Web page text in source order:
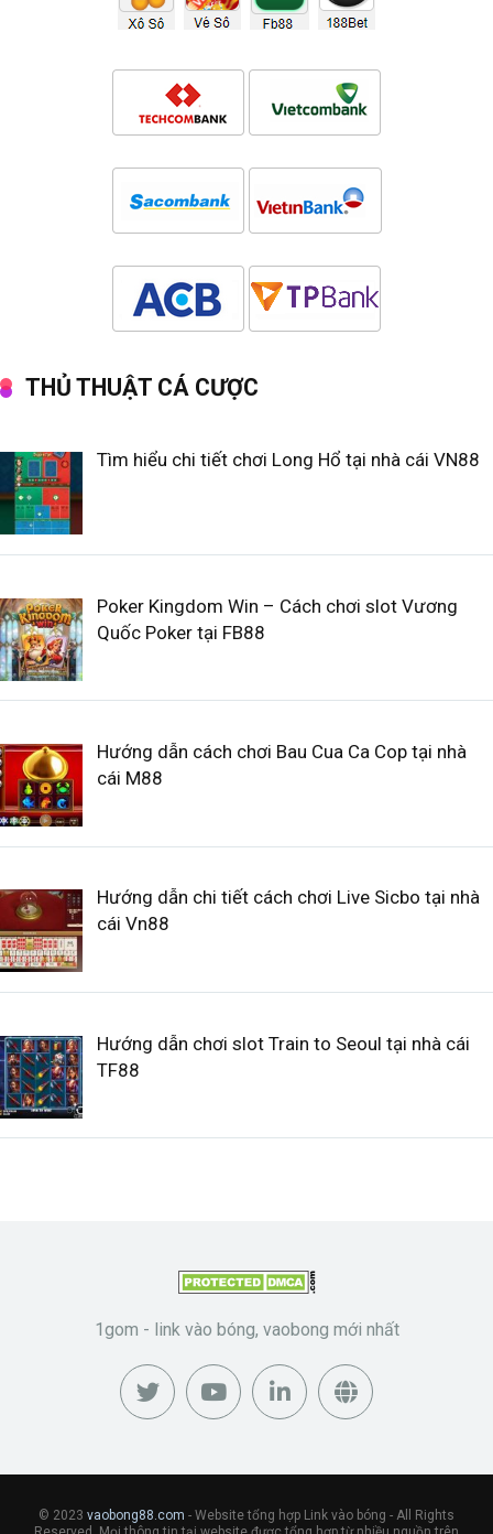
THỦ THUẬT CÁ CƯỢC
Tìm hiểu chi tiết chơi Long Hổ tại nhà cái VN88
Poker Kingdom Win – Cách chơi slot Vương
Quốc Poker tại FB88
Hướng dẫn cách chơi Bau Cua Ca Cop tại nhà
cái M88
Hướng dẫn chi tiết cách chơi Live Sicbo tại nhà
cái Vn88
Hướng dẫn chơi slot Train to Seoul tại nhà cái
TF88
1gom - link vào bóng, vaobong mới nhất
© 2023 vaobong88.com - Website tổng hợp Link vào bóng - All Rights